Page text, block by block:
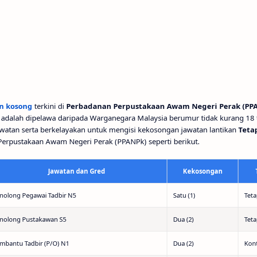
kosong terkini di Perbadanan Perpustakaan Awam Negeri Perak
dipelawa daripada Warganegara Malaysia berumur tidak kurang
serta berkelayakan untuk mengisi kekosongan jawatan lantikan
Awam Negeri Perak (PPANPk) seperti berikut.
Jawatan dan Gred Kekosongan
Pegawai Tadbir N5 Satu (1)
Pustakawan S5 Dua (2)
Tadbir (P/O) N1 Dua (2)